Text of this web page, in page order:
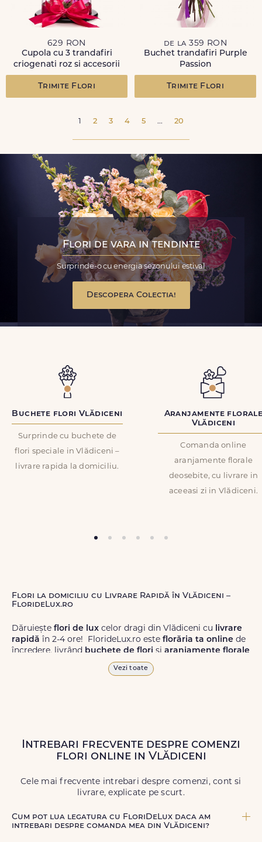
629 RON
Cupola cu 3 trandafiri
criogenati roz si accesorii
Trimite Flori
de la 359 RON
Buchet trandafiri Purple
Passion
Trimite Flori
1 2 3 4 5 ... 20
Flori de vara in tendinte
Surprinde-o cu energia sezonului estival
Descopera Colectia!
Buchete flori Vlădiceni
Surprinde cu buchete de
flori speciale in Vlădiceni –
livrare rapida la domiciliu.
Aranjamente
Vlădiceni
Comanda online
aranjamente florale
deosebite, cu livrare in
aceeasi zi in Vlădiceni.
Flori la domiciliu cu Livrare Rapidă în Vlădiceni –
FlorideLux.ro
Dăruiește flori de lux celor dragi din Vlădiceni cu livrare
rapidă în 2-4 ore! FlorideLux.ro este florăria ta online de
încredere, livrând buchete de flori și aranjamente florale
de calitate superioară în Vlădiceni și în toată România.
Livrăm buchete de florichiar și în weekend, pentru ca tu
să poți adresa un gest frumos atunci când ai nevoie.
Vezi toate
Intrebari frecvente despre comenzi
flori online in Vlădiceni
Cele mai frecvente intrebari despre comenzi, cont si
livrare, explicate pe scurt.
Cum pot lua legatura cu FloriDeLux daca am
intrebari despre comanda mea din Vlădiceni?